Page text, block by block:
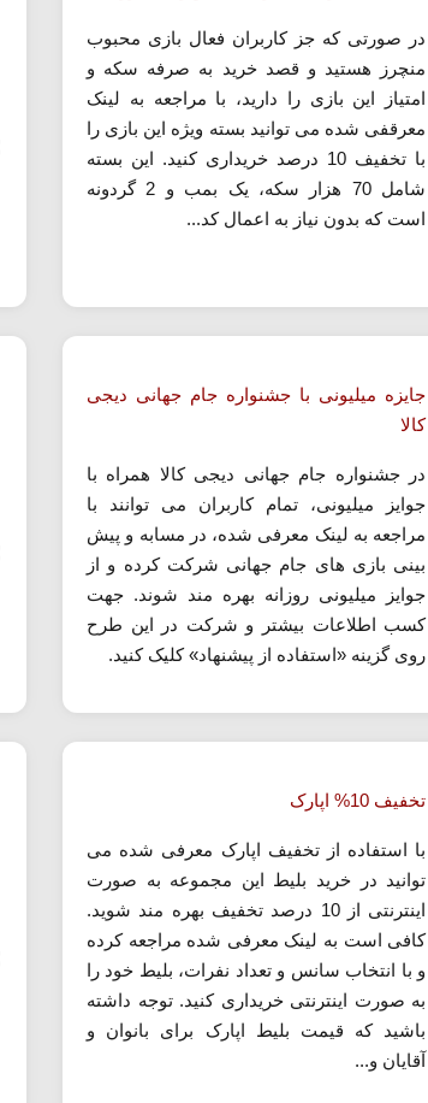
در صورتی که جز کاربران فعال بازی محبوب
منچرز هستید و قصد خرید به صرفه سکه و
امتیاز این بازی را دارید، با مراجعه به لینک
معرقفی شده می توانید بسته ویژه این بازی را
با تخفیف 10 درصد خریداری کنید. این بسته
شامل 70 هزار سکه، یک بمب و 2 گردونه
است که بدون نیاز به اعمال کد...
جایزه میلیونی با جشنواره جام جهانی دیجی
کالا
در جشنواره جام جهانی دیجی کالا همراه با
جوایز میلیونی، تمام کاربران می توانند با
مراجعه به لینک معرفی شده، در مسابه و پیش
بینی بازی های جام جهانی شرکت کرده و از
جوایز میلیونی روزانه بهره مند شوند. جهت
کسب اطلاعات بیشتر و شرکت در این طرح
روی گزینه «استفاده از پیشنهاد» کلیک کنید.
تخفیف 10% اپارک
با استفاده از تخفیف اپارک معرفی شده می
توانید در خرید بلیط این مجموعه به صورت
اینترنتی از 10 درصد تخفیف بهره مند شوید.
کافی است به لینک معرفی شده مراجعه کرده
و با انتخاب سانس و تعداد نفرات، بلیط خود را
به صورت اینترنتی خریداری کنید. توجه داشته
باشید که قیمت بلیط اپارک برای بانوان و
آقایان و...